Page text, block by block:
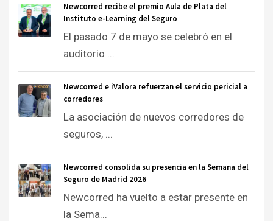
Newcorred recibe el premio Aula de Plata del
Instituto e-Learning del Seguro
El pasado 7 de mayo se celebró en el
auditorio ...
Newcorred e iValora refuerzan el servicio pericial a
corredores
La asociación de nuevos corredores de
seguros, ...
Newcorred consolida su presencia en la Semana del
Seguro de Madrid 2026
Newcorred ha vuelto a estar presente en
la Sema...